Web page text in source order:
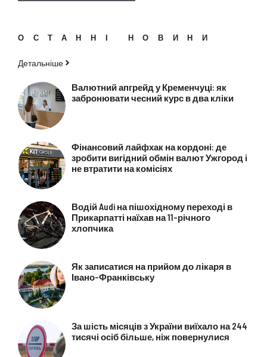
ОСТАННІ НОВИНИ
Детальніше
Валютний апгрейд у Кременчуці: як
забронювати чесний курс в два кліки
Фінансовий лайфхак на кордоні: де
зробити вигідний обмін валют Ужгород і
не втратити на комісіях
Водій Audi на пішохідному переході в
Прикарпатті наїхав на 11-річного
хлопчика
Як записатися на прийом до лікаря в
Івано-Франківську
За шість місяців з України виїхало на 244
тисячі осіб більше, ніж повернулися